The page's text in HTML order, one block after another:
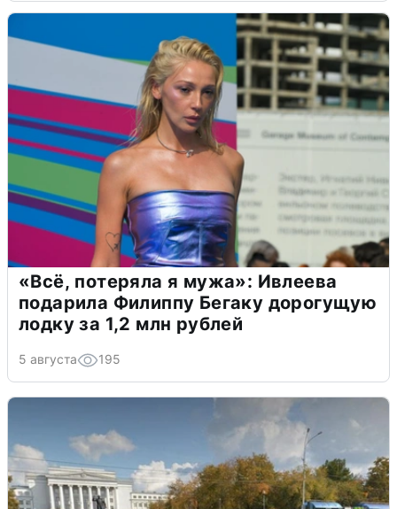
«Всё, потеряла я мужа»: Ивлеева
подарила Филиппу Бегаку дорогущую
лодку за 1,2 млн рублей
5 августа 195